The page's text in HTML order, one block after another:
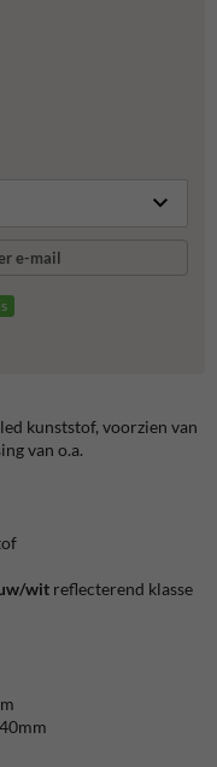
e-mail
kunststof, voorzien van
van o.a.
wit reflecterend klasse